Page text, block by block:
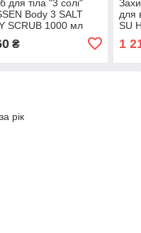
для тіла "3 солі"
Body 3 SALT
SCRUB 1000 мл
₴
для
SU
1
рік